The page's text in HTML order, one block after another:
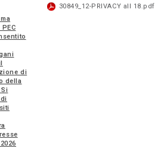
di
della
30849_12-PRIVACY all 18.pdf